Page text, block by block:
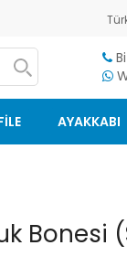
AYAKKABI
Bonesi